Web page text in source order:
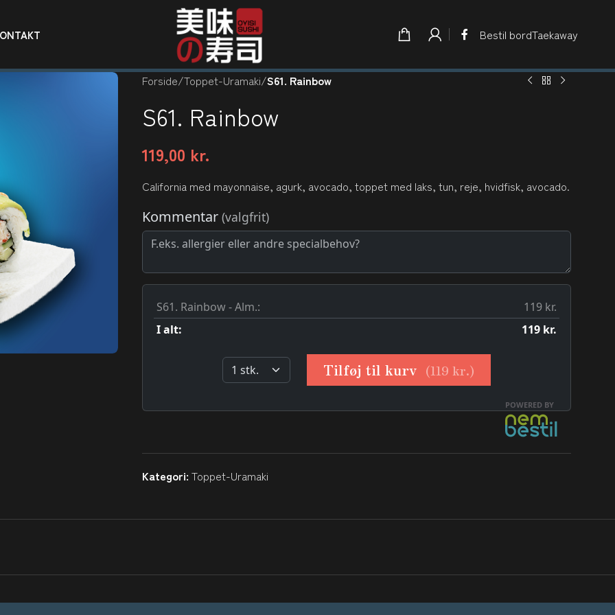
Bestil bordTaekaway
Forside/Toppet-Uramaki/S61. Rainbow
S61. Rainbow
119,00 kr.
California med mayonnaise, agurk, avocado, toppet med laks, tun, reje, hvidfisk, avocado.
Kategori: Toppet-Uramaki